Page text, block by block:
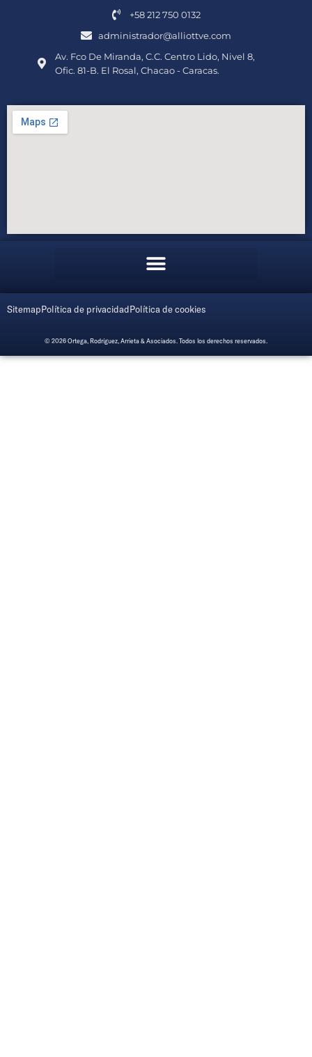
+58 212 750 0132
administrador@alliottve.com
Av. Fco De Miranda, C.C. Centro Lido, Nivel 8,
Ofic. 81-B. El Rosal, Chacao - Caracas.
© 2026 Ortega, Rodríguez, Arrieta & Asociados. Todos los derechos reservados.
SitemapPolítica de privacidadPolítica de cookies